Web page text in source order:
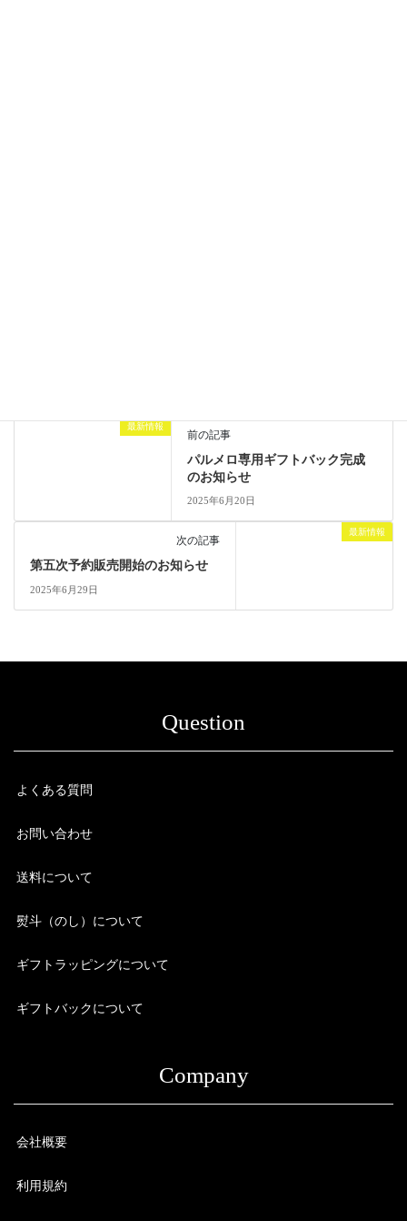
最新情報
前の記事
パルメロ専用ギフトバック完成
のお知らせ
2025年6月20日
最新情報
次の記事
第五次予約販売開始のお知らせ
2025年6月29日
Question
よくある質問
お問い合わせ
送料について
熨斗（のし）について
ギフトラッピングについて
ギフトバックについて
Company
会社概要
利用規約